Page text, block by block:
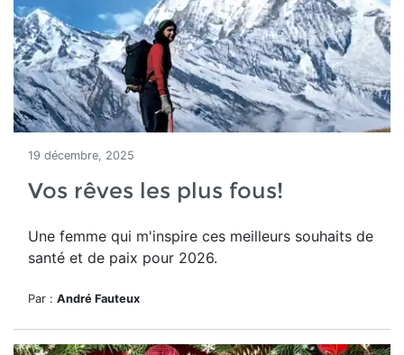
19 décembre, 2025
Vos rêves les plus fous!
Une femme qui m'inspire ces meilleurs souhaits de
santé et de paix pour 2026.
Par : André Fauteux